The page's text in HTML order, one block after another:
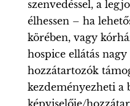
szenvedéssel, a
élhessen – ha
körében, vagy
hospice ellátás
hozzátartozók
kezdeményezheti a
képviselője/